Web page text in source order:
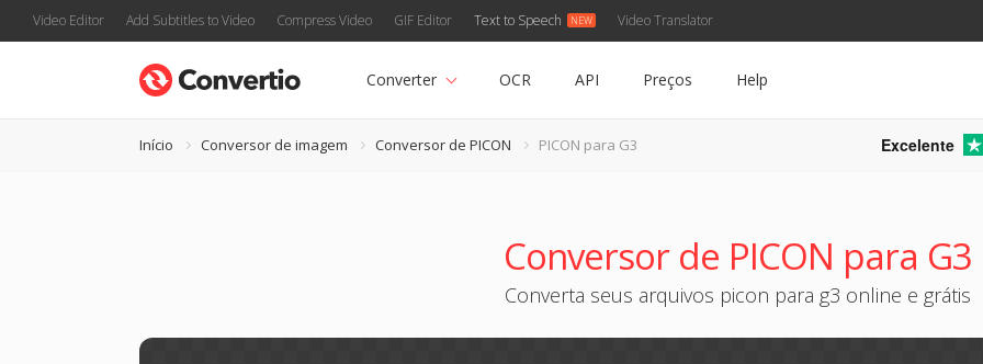
Video Editor Add Subtitles to Video Compress Video GIF Editor Text to Speech Video Translator
Converter OCR API Preços Help
Início Conversor de imagem Conversor de PICON PICON para G3 Excelente
Conversor de PICON para G3
Converta seus arquivos picon para g3 online e grátis